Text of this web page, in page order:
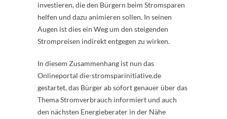
investieren, die den Bürgern beim Stromsparen
helfen und dazu animieren sollen. In seinen
Augen ist dies ein Weg um den steigenden
Strompreisen indirekt entgegen zu wirken.
In diesem Zusammenhang ist nun das
Onlineportal die-stromsparinitiative.de
gestartet, das Bürger ab sofort genauer über das
Thema Stromverbrauch informiert und auch
den nächsten Energieberater in der Nähe